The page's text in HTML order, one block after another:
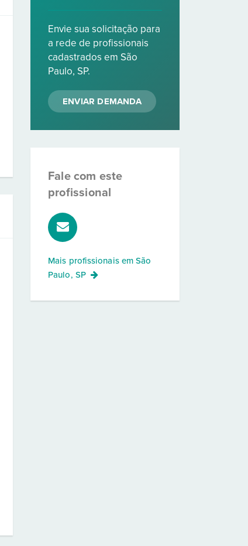
Envie sua solicitação para
a rede de profissionais
cadastrados em São
Paulo, SP.
ENVIAR DEMANDA
Fale com este
profissional
Mais profissionais emSão
Paulo, SP